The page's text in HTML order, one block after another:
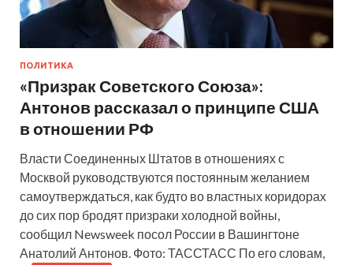
ПОЛИТИКА
«Призрак Советского Союза»:
Антонов рассказал о принципе США
в отношении РФ
Власти Соединенных Штатов в отношениях с
Москвой руководствуются постоянным желанием
самоутверждаться, как будто во властных коридорах
до сих пор бродят призраки холодной войны,
сообщил Newsweek посол России в Вашингтоне
Анатолий Антонов. Фото: ТАССТАСС По его словам,